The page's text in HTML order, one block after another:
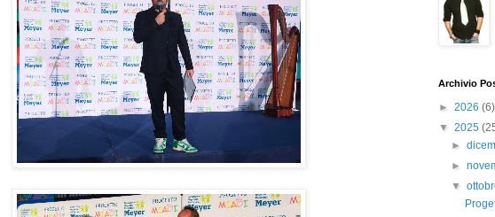
Archivio
► 2026 (6)
▼ 2025
►
►
▼